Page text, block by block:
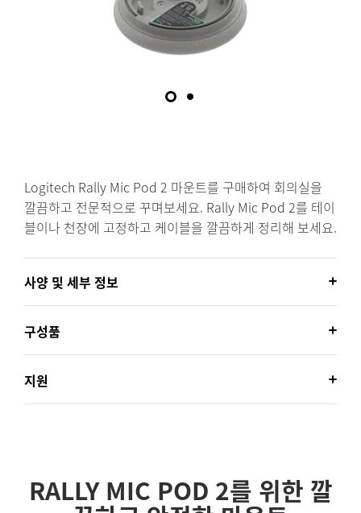
Logitech Rally Mic Pod 2 마운트를 구매하여 회의실을
깔끔하고 전문적으로 꾸며보세요. Rally Mic Pod 2를 테이
블이나 천장에 고정하고 케이블을 깔끔하게 정리해 보세요.
사양 및 세부 정보
구성품
지원
RALLY MIC POD 2를 위한 깔